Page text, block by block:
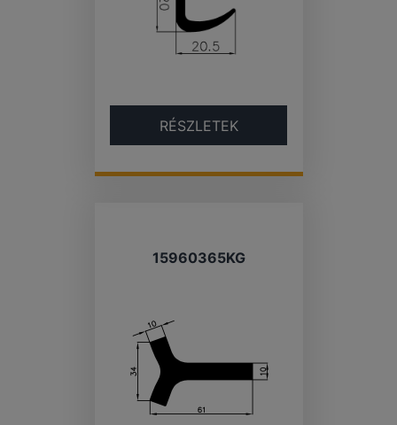
RÉSZLETEK
15960365KG